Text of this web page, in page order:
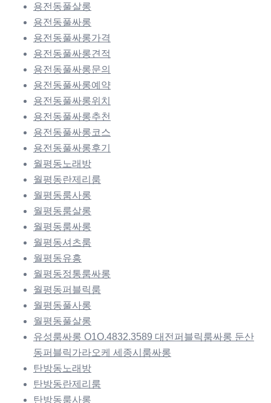
용전동풀살롱
용전동풀싸롱
용전동풀싸롱가격
용전동풀싸롱견적
용전동풀싸롱문의
용전동풀싸롱예약
용전동풀싸롱위치
용전동풀싸롱추천
용전동풀싸롱코스
용전동풀싸롱후기
월평동노래방
월평동란제리룸
월평동룸사롱
월평동룸살롱
월평동룸싸롱
월평동셔츠룸
월평동유흥
월평동정통룸싸롱
월평동퍼블릭룸
월평동풀사롱
월평동풀살롱
유성룸싸롱 O1O.4832.3589 대전퍼블릭룸싸롱 둔산
동퍼블릭가라오케 세종시룸싸롱
탄방동노래방
탄방동란제리룸
탄방동룸사롱